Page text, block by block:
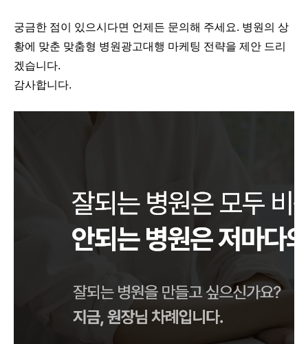
궁금한 점이 있으시다면 언제든 문의해 주세요. 병원의 상
황에 맞춘 맞춤형 병원광고대행 마케팅 전략을 제안 드리
겠습니다.
감사합니다.